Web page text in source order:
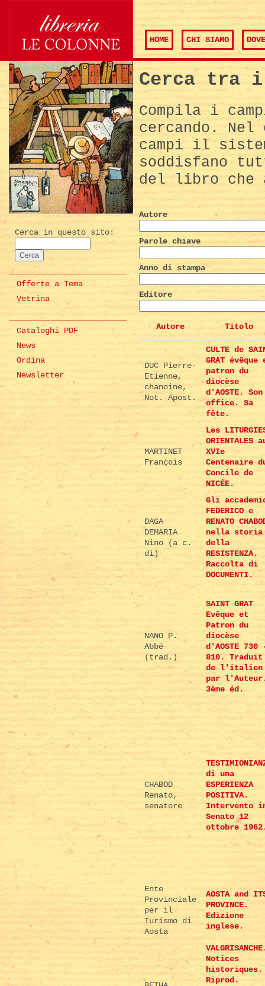
HOME CHI SIAMO
Cerca in questo sito:
Offerte a Tema
Vetrina
Cataloghi PDF
News
Ordina
Newsletter
Cerca tra
Compila i
cercando.
campi il
soddisfano
del libro che
Autore
Parole chiave
Anno di stampa
Editore
Autore Titolo
DUC Pierre-
Etienne,
chanoine,
Not. Apost.
CULTE de
GRAT évêque
patron du
diocèse
d'AOSTE. Son
office. Sa
fête.
MARTINET
François
Les
ORIENTALES
XVIe
Centenaire
Concile de
NICÉE.
DAGA
DEMARIA
Nino (a c.
di)
Gli
FEDERICO e
RENATO
nella storia
della
RESISTENZA.
Raccolta di
DOCUMENTI.
NANO P.
Abbé
(trad.)
SAINT GRAT
Evêque et
Patron du
diocèse
d'AOSTE 730
810. Traduit
de l'italien
par
3ème éd.
CHABOD
Renato,
senatore
di una
ESPERIENZA
POSITIVA.
Intervento
Senato 12
ottobre
Ente
Provinciale
per il
Turismo di
Aosta
AOSTA and
PROVINCE.
Edizione
inglese.
Notices
historiques.
Riprod.